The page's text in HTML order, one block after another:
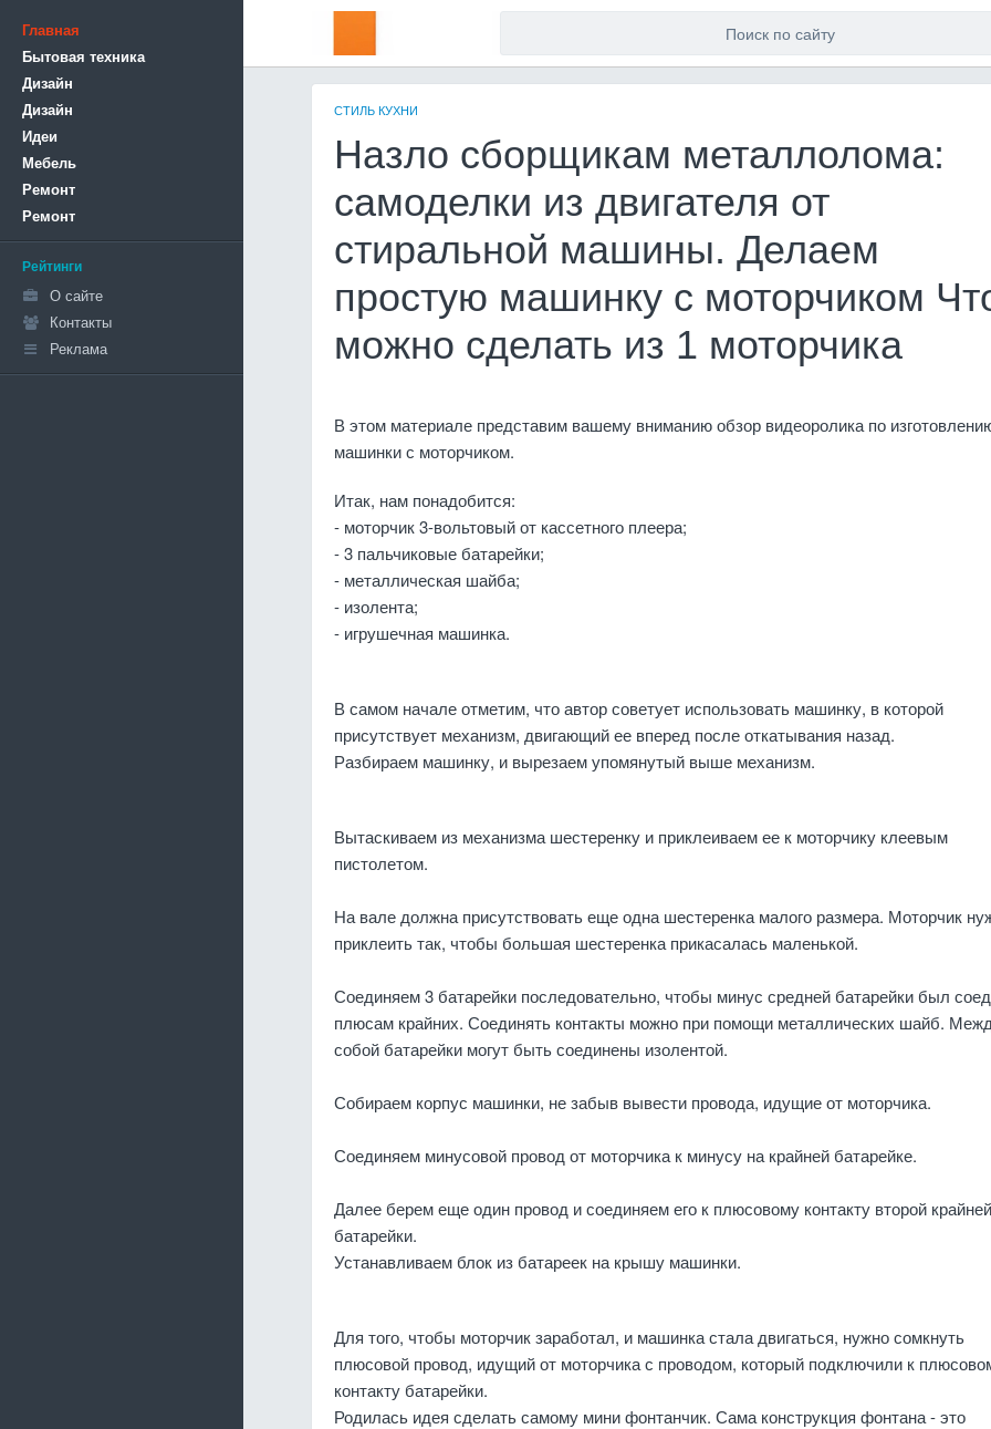
Главная
Бытовая техника
Дизайн
Дизайн
Идеи
Мебель
Ремонт
Ремонт
Рейтинги
О сайте
Контакты
Реклама
СТИЛЬ КУХНИ
Назло сборщикам металлолома:
самоделки из двигателя от
стиральной машины. Делаем
простую машинку с моторчиком
можно сделать из 1 моторчика
В этом материале представим вашему вниманию обзор видеоролика по
машинки с моторчиком.
Итак, нам понадобится:
- моторчик 3-вольтовый от кассетного плеера;
- 3 пальчиковые батарейки;
- металлическая шайба;
- изолента;
- игрушечная машинка.
В самом начале отметим, что автор советует использовать машинку, в которой
присутствует механизм, двигающий ее вперед после откатывания назад.
Разбираем машинку, и вырезаем упомянутый выше механизм.
Вытаскиваем из механизма шестеренку и приклеиваем ее к моторчику клеевым
пистолетом.
На вале должна присутствовать еще одна шестеренка малого размера. Моторчик
приклеить так, чтобы большая шестеренка прикасалась маленькой.
Соединяем 3 батарейки последовательно, чтобы минус средней батарейки был
плюсам крайних. Соединять контакты можно при помощи металлических шайб.
собой батарейки могут быть соединены изолентой.
Собираем корпус машинки, не забыв вывести провода, идущие от моторчика.
Соединяем минусовой провод от моторчика к минусу на крайней батарейке.
Далее берем еще один провод и соединяем его к плюсовому контакту второй крайней
батарейки.
Устанавливаем блок из батареек на крышу машинки.
Для того, чтобы моторчик заработал, и машинка стала двигаться, нужно сомкнуть
плюсовой провод, идущий от моторчика с проводом, который подключили к
контакту батарейки.
Родилась идея сделать самому мини фонтанчик. Сама конструкция фонтана - это